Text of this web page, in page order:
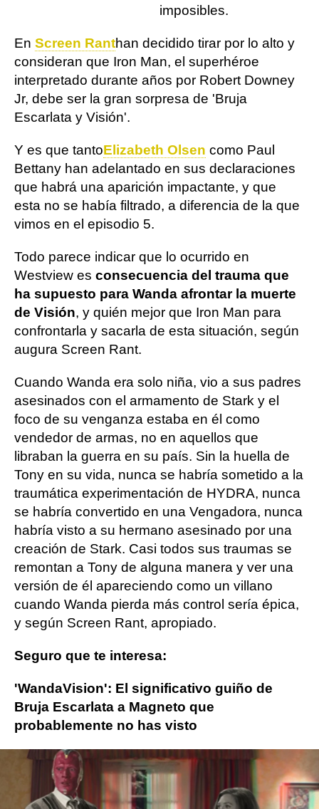
imposibles.
En Screen Ranthan decidido tirar por lo alto y
consideran que Iron Man, el superhéroe
interpretado durante años por Robert Downey
Jr, debe ser la gran sorpresa de 'Bruja
Escarlata y Visión'.
Y es que tantoElizabeth Olsen como Paul
Bettany han adelantado en sus declaraciones
que habrá una aparición impactante, y que
esta no se había filtrado, a diferencia de la que
vimos en el episodio 5.
Todo parece indicar que lo ocurrido en
Westview es consecuencia del trauma que
ha supuesto para Wanda afrontar la muerte
de Visión, y quién mejor que Iron Man para
confrontarla y sacarla de esta situación, según
augura Screen Rant.
Cuando Wanda era solo niña, vio a sus padres
asesinados con el armamento de Stark y el
foco de su venganza estaba en él como
vendedor de armas, no en aquellos que
libraban la guerra en su país. Sin la huella de
Tony en su vida, nunca se habría sometido a la
traumática experimentación de HYDRA, nunca
se habría convertido en una Vengadora, nunca
habría visto a su hermano asesinado por una
creación de Stark. Casi todos sus traumas se
remontan a Tony de alguna manera y ver una
versión de él apareciendo como un villano
cuando Wanda pierda más control sería épica,
y según Screen Rant, apropiado.
Seguro que te interesa:
'WandaVision': El significativo guiño de
Bruja Escarlata a Magneto que
probablemente no has visto
Iron Man Robert Downey Jr.